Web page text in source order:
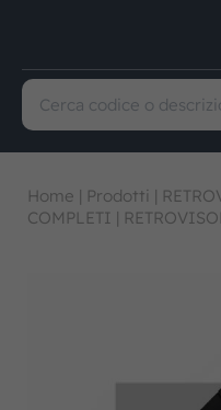
Home | Prodotti |
COMPLETI |